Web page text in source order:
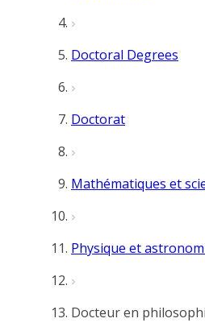
Doctoral Degrees
Doctorat
Mathématiques et
Physique et
Docteur en